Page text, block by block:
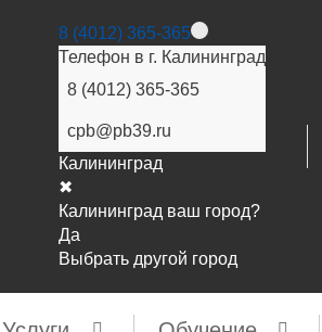
8 (4012) 365-365
Телефон в г. Калининград
8 (4012) 365-365
cpb@pb39.ru
Калининград
✖
Калининград ваш город?
Да
Выбрать другой город